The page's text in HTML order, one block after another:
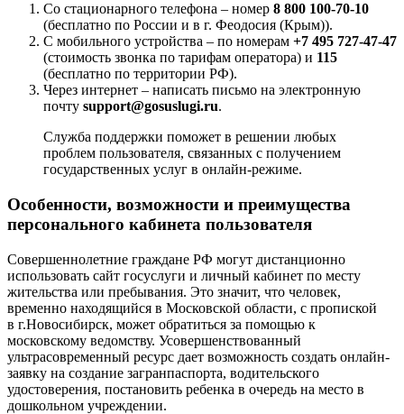
Со стационарного телефона – номер 8 800 100-70-10
(бесплатно по России и в г. Феодосия (Крым)).
С мобильного устройства – по номерам +7 495 727-47-47
(стоимость звонка по тарифам оператора) и 115
(бесплатно по территории РФ).
Через интернет – написать письмо на электронную
почту support@gosuslugi.ru.
Служба поддержки поможет в решении любых
проблем пользователя, связанных с получением
государственных услуг в онлайн-режиме.
Особенности, возможности и преимущества
персонального кабинета пользователя
Совершеннолетние граждане РФ могут дистанционно
использовать сайт госуслуги и личный кабинет по месту
жительства или пребывания. Это значит, что человек,
временно находящийся в Московской области, с пропиской
в г.Новосибирск, может обратиться за помощью к
московскому ведомству. Усовершенствованный
ультрасовременный ресурс дает возможность создать онлайн-
заявку на создание загранпаспорта, водительского
удостоверения, постановить ребенка в очередь на место в
дошкольном учреждении.